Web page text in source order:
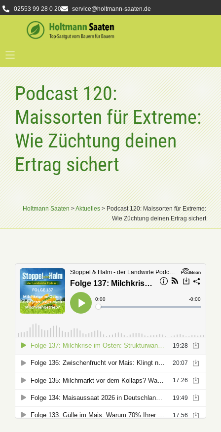
02553 99 28 0 20 service@holtmann-saaten.de
Podcast 120:
Maissorten für Extreme:
Wie Züchtung deinen
Ertrag sichert
Holtmann Saaten>Aktuelles>Podcast 120: Maissorten für Extreme:
Wie Züchtung deinen Ertrag sichert